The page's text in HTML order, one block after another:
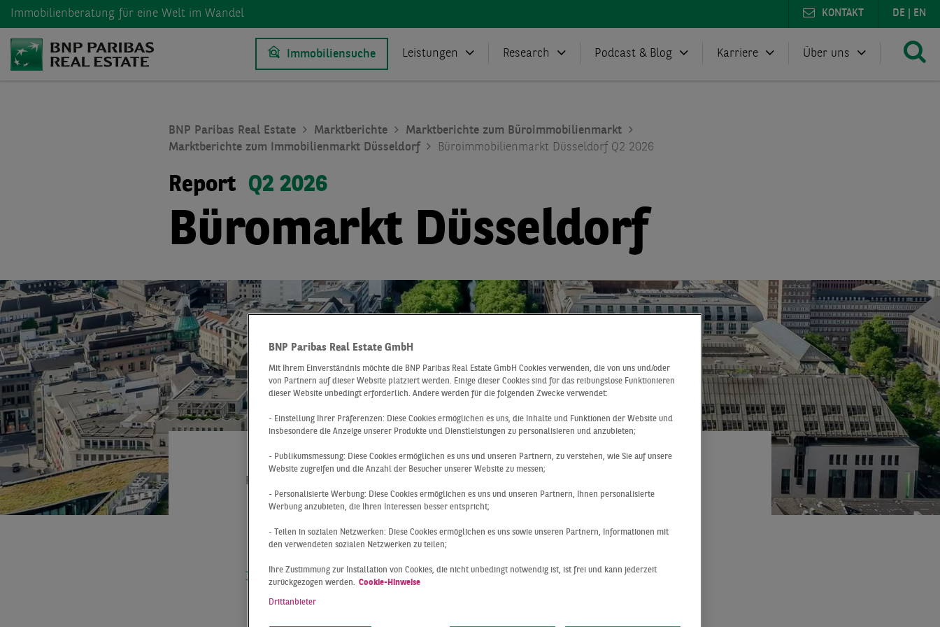
Immobilienberatung für eine Welt im Wandel DE EN
KONTAKT
Immobiliensuche Leistungen Research Podcast & Blog Karriere Über uns
BNP Paribas Real Estate Marktberichte
Marktberichte zum Büroimmobilienmarkt
Marktberichte zum Immobilienmarkt Düsseldorf
Büroimmobilienmarkt Düsseldorf Q2 2026
Report Q2 2026
Büromarkt Düsseldorf
Report
FLÄCHENUMSATZ AUF NIVEAU
DES VORJAHRES
In den ersten sechs Monaten des Jahres 2026 erzielte der Düsseldorfer Büromarkt
BNP Paribas Real Estate GmbH
Mit Ihrem Einverständnis möchte die BNP Paribas Real Estate GmbH Cookies verwenden, die von uns und/oder
von Partnern auf dieser Website platziert werden. Einige dieser Cookies sind für das reibungslose Funktionieren
dieser Website unbedingt erforderlich. Andere werden für die folgenden Zwecke verwendet:
- Einstellung Ihrer Präferenzen: Diese Cookies ermöglichen es uns, die Inhalte und Funktionen der Website und
insbesondere die Anzeige unserer Produkte und Dienstleistungen zu personalisieren und anzubieten;
- Publikumsmessung: Diese Cookies ermöglichen es uns und unseren Partnern, zu verstehen, wie Sie auf unsere
Website zugreifen und die Anzahl der Besucher unserer Website zu messen;
- Personalisierte Werbung: Diese Cookies ermöglichen es uns und unseren Partnern, Ihnen personalisierte
Werbung anzubieten, die Ihren Interessen besser entspricht;
- Teilen in sozialen Netzwerken: Diese Cookies ermöglichen es uns sowie unseren Partnern, Informationen mit
den verwendeten sozialen Netzwerken zu teilen;
Ihre Zustimmung zur Installation von Cookies, die nicht unbedingt notwendig ist, ist frei und kann jederzeit
zurückgezogen werden. Cookie-Hinweise
Drittanbieter